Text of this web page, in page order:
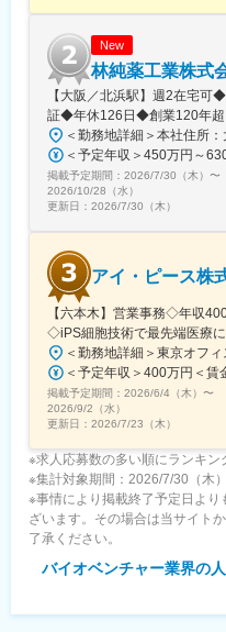
れられる
◇スタートアップらしい
急速に広げられる
◇海外パートナー訪問や
ローバルな実務経験を積
◇石川を拠点としつつ、
可能
変更の範囲：会社の定め
New
林純薬工業株式
【大阪／北浜駅】週2在宅可
証◆年休126日◆創業120年超
掲載予定期間： 2026/7/30（木） 〜
2026/10/28（水）
更新日： 2026/7/30（木）
アイ・ピース株
【六本木】営業事務◇年収
◇iPS細胞技術で最先端医療
掲載予定期間： 2026/6/4（木） 〜
2026/9/2（水）
更新日： 2026/7/23（木）
※求人応募数の多い順にランキン
※集計対象期間：2026/7/30（木
※事情により掲載終了予定日よ
ざいます。その場合は当サイト
了承ください。
バイオベンチャー業界の